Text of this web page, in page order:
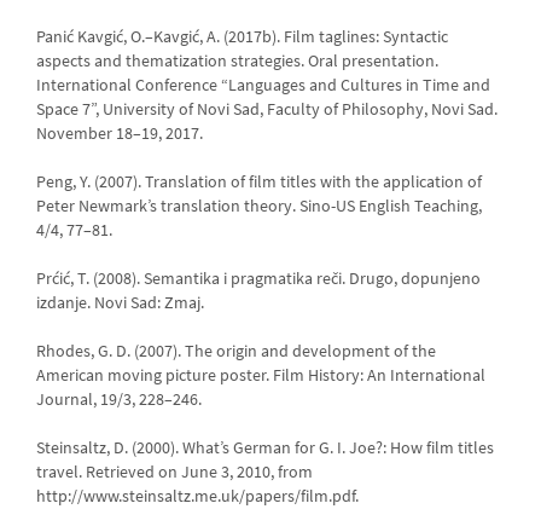
Panić Kavgić, O.–Kavgić, A. (2017b). Film taglines: Syntactic
aspects and thematization strategies. Oral presentation.
International Conference “Languages and Cultures in Time and
Space 7”, University of Novi Sad, Faculty of Philosophy, Novi Sad.
November 18–19, 2017.
Peng, Y. (2007). Translation of film titles with the application of
Peter Newmark’s translation theory. Sino-US English Teaching,
4/4, 77–81.
Prćić, T. (2008). Semantika i pragmatika reči. Drugo, dopunjeno
izdanje. Novi Sad: Zmaj.
Rhodes, G. D. (2007). The origin and development of the
American moving picture poster. Film History: An International
Journal, 19/3, 228–246.
Steinsaltz, D. (2000). What’s German for G. I. Joe?: How film titles
travel. Retrieved on June 3, 2010, from
http://www.steinsaltz.me.uk/papers/film.pdf.